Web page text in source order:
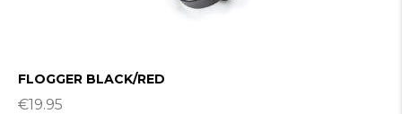
FLOGGER BLACK/RED
€19.95